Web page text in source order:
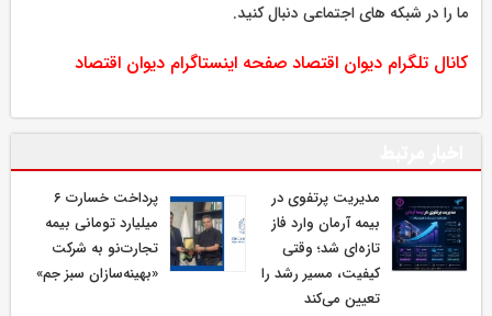
ما را در شبکه های اجتماعی دنبال کنید.
کانال تلگرام دیوان اقتصاد صفحه اینستاگرام دیوان اقتصاد
مدیریت پرتفوی در
بیمه آرمان وارد فاز
تازه‌ای شد؛ وقتی
کیفیت، مسیر رشد را
تعیین می‌کند
پرداخت خسارت ۶
میلیارد تومانی بیمه
تجارت‌نو به شرکت
«بهینه‌سازان سبز جم»